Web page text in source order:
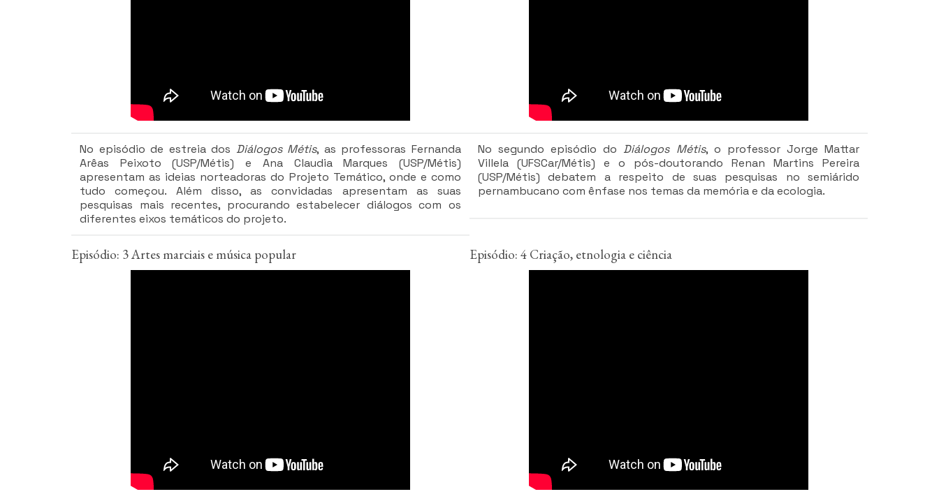
No episódio de estreia dos Diálogos Métis, as professoras Fernanda
Arêas Peixoto (USP/Métis) e Ana Claudia Marques (USP/Métis)
apresentam as ideias norteadoras do Projeto Temático, onde e como
tudo começou. Além disso, as convidadas apresentam as suas
pesquisas mais recentes, procurando estabelecer diálogos com os
diferentes eixos temáticos do projeto.
No segundo episódio do Diálogos Métis, o professor Jorge Mattar
Villela (UFSCar/Métis) e o pós-doutorando Renan Martins Pereira
(USP/Métis) debatem a respeito de suas pesquisas no semiárido
pernambucano com ênfase nos temas da memória e da ecologia.
Episódio: 3 Artes marciais e música popular Episódio: 4 Criação, etnologia e ciência